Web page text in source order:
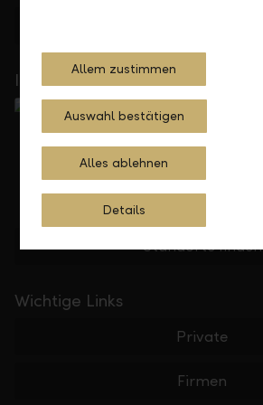
In Ihrer Nähe
Standorte finden
Wichtige Links
Private
Firmen
Allem zustimmen
Auswahl bestätigen
Alles ablehnen
Details